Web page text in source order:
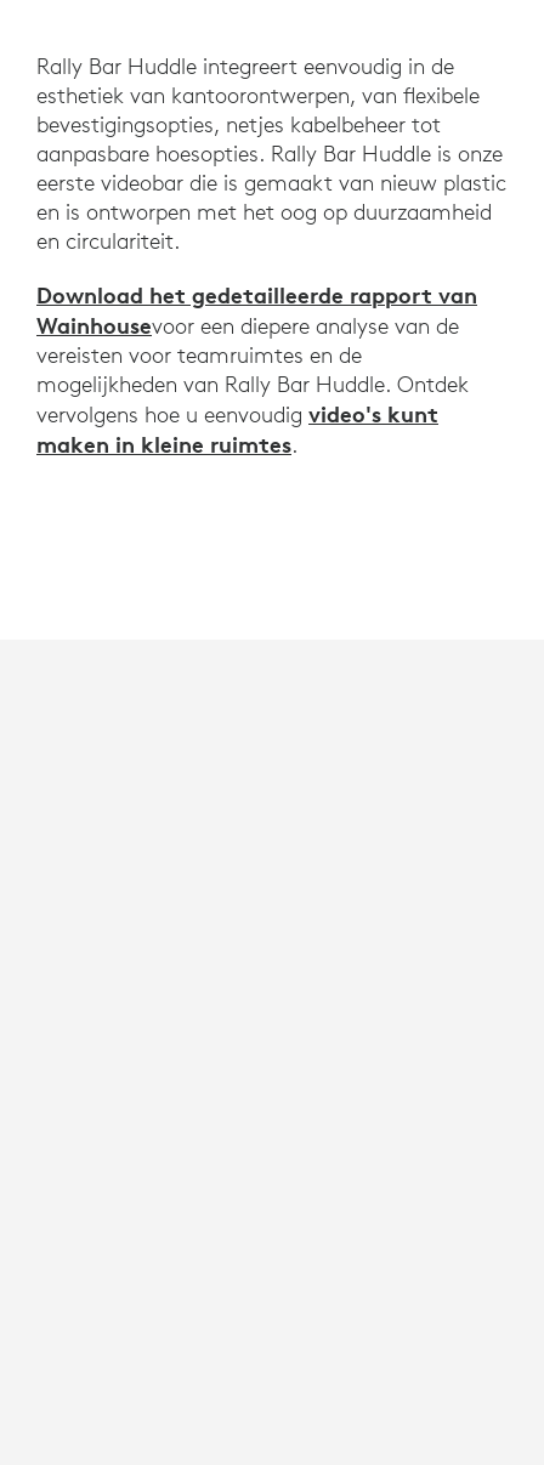
Rally Bar Huddle integreert eenvoudig in de
esthetiek van kantoorontwerpen, van flexibele
bevestigingsopties, netjes kabelbeheer tot
aanpasbare hoesopties. Rally Bar Huddle is onze
eerste videobar die is gemaakt van nieuw plastic
en is ontworpen met het oog op duurzaamheid
en circulariteit.
Download het gedetailleerde rapport van
Wainhousevoor een diepere analyse van de
vereisten voor teamruimtes en de
mogelijkheden van Rally Bar Huddle. Ontdek
vervolgens hoe u eenvoudig video's kunt
maken in kleine ruimtes.